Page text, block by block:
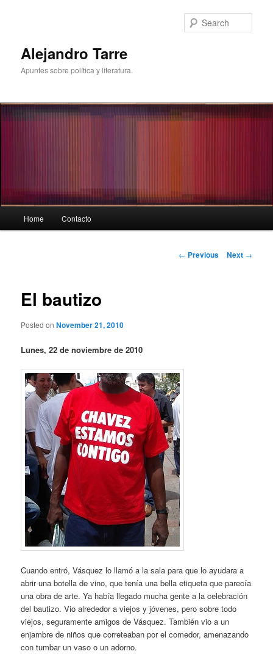
Alejandro Tarre
Apuntes sobre política y literatura.
Home Contacto
Post
← Previous Next →
El bautizo
Posted onNovember 21, 2010
Lunes, 22 de noviembre de 2010
Cuando entró, Vásquez lo llamó a la sala para que lo ayudara a
abrir una botella de vino, que tenía una bella etiqueta que parecía
una obra de arte. Ya había llegado mucha gente a la celebración
del bautizo. Vio alrededor a viejos y jóvenes, pero sobre todo
viejos, seguramente amigos de Vásquez. También vio a un
enjambre de niños que correteaban por el comedor, amenazando
con tumbar un vaso o un adorno.